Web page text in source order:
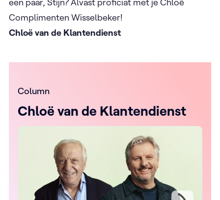
Complimenten Wisselbeker!
Chloë van de Klantendienst
Column
Chloë van de Klantendienst